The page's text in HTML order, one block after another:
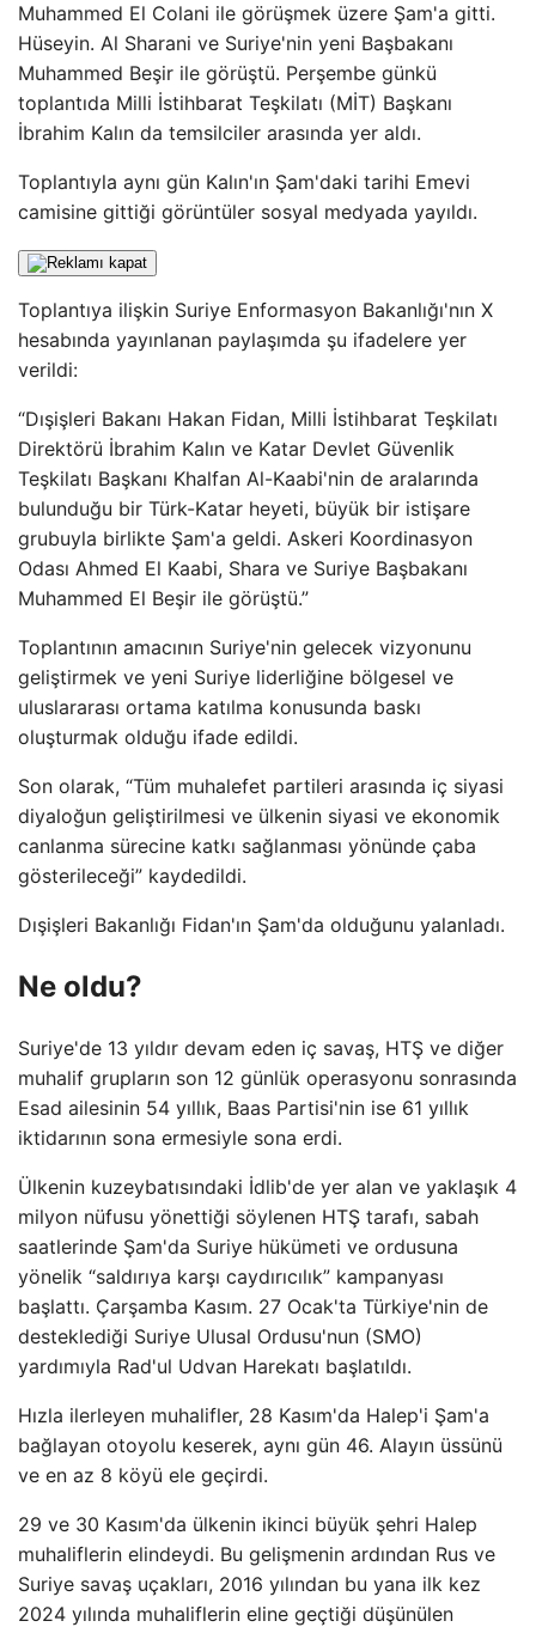
Muhammed El Colani ile görüşmek üzere Şam'a gitti.
Hüseyin. Al Sharani ve Suriye'nin yeni Başbakanı
Muhammed Beşir ile görüştü. Perşembe günkü
toplantıda Milli İstihbarat Teşkilatı (MİT) Başkanı
İbrahim Kalın da temsilciler arasında yer aldı.
Toplantıyla aynı gün Kalın'ın Şam'daki tarihi Emevi
camisine gittiği görüntüler sosyal medyada yayıldı.
Toplantıya ilişkin Suriye Enformasyon Bakanlığı'nın X
hesabında yayınlanan paylaşımda şu ifadelere yer
verildi:
“Dışişleri Bakanı Hakan Fidan, Milli İstihbarat Teşkilatı
Direktörü İbrahim Kalın ve Katar Devlet Güvenlik
Teşkilatı Başkanı Khalfan Al-Kaabi'nin de aralarında
bulunduğu bir Türk-Katar heyeti, büyük bir istişare
grubuyla birlikte Şam'a geldi. Askeri Koordinasyon
Odası Ahmed El Kaabi, Shara ve Suriye Başbakanı
Muhammed El Beşir ile görüştü.”
Toplantının amacının Suriye'nin gelecek vizyonunu
geliştirmek ve yeni Suriye liderliğine bölgesel ve
uluslararası ortama katılma konusunda baskı
oluşturmak olduğu ifade edildi.
Son olarak, “Tüm muhalefet partileri arasında iç siyasi
diyaloğun geliştirilmesi ve ülkenin siyasi ve ekonomik
canlanma sürecine katkı sağlanması yönünde çaba
gösterileceği” kaydedildi.
Dışişleri Bakanlığı Fidan'ın Şam'da olduğunu yalanladı.
Ne oldu?
Suriye'de 13 yıldır devam eden iç savaş, HTŞ ve diğer
muhalif grupların son 12 günlük operasyonu sonrasında
Esad ailesinin 54 yıllık, Baas Partisi'nin ise 61 yıllık
iktidarının sona ermesiyle sona erdi.
Ülkenin kuzeybatısındaki İdlib'de yer alan ve yaklaşık 4
milyon nüfusu yönettiği söylenen HTŞ tarafı, sabah
saatlerinde Şam'da Suriye hükümeti ve ordusuna
yönelik “saldırıya karşı caydırıcılık” kampanyası
başlattı. Çarşamba Kasım. 27 Ocak'ta Türkiye'nin de
desteklediği Suriye Ulusal Ordusu'nun (SMO)
yardımıyla Rad'ul Udvan Harekatı başlatıldı.
Hızla ilerleyen muhalifler, 28 Kasım'da Halep'i Şam'a
bağlayan otoyolu keserek, aynı gün 46. Alayın üssünü
ve en az 8 köyü ele geçirdi.
29 ve 30 Kasım'da ülkenin ikinci büyük şehri Halep
muhaliflerin elindeydi. Bu gelişmenin ardından Rus ve
Suriye savaş uçakları, 2016 yılından bu yana ilk kez
2024 yılında muhaliflerin eline geçtiği düşünülen